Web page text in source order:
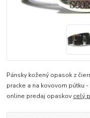
Pánsky kožený opasok z
pracke a na kovovom pútku
online predaj opaskov celý